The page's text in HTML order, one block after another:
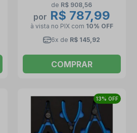
de R$ 908,56
por R$ 787,99
à vista no PIX com 10% OFF
6x de R$ 145,92
COMPRAR
13% OFF